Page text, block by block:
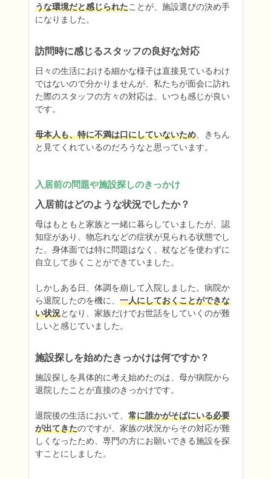
うな環境だと感じられたことが、施設選びの決め手
になりました。
訪問時に感じるスタッフの良好な対応
日々の生活における細かな様子は直接見ているわけ
ではないので分かりませんが、私たちが面会に訪れ
た際のスタッフの方々の対応は、いつも感じが良い
です。
母本人も、特に不満は口にしていないため、きちん
と見てくれているのだろうなと思っています。
入居前の問題や施設探しのきっかけ
入居前はどのような状況でしたか？
母はもともと家族と一緒に暮らしていましたが、認
知症があり、物忘れなどの症状が見られる状態でし
た。身体面では特に問題はなく、杖などを使わずに
自立して歩くことができていました。
しかしある日、体調を崩して入院しました。病院か
ら退院したのを機に、 一人にしておくことができな
い状況となり、家族だけでお世話をしていくのが難
しいと感じていました。
施設探しを始めたきっかけは何ですか？
施設探しを具体的に考え始めたのは、母が病院から
退院したことが直接のきっかけです。
退院後の生活において、 常に誰かがそばにいる必要
が出てきたのですが、家族の状況からその対応が難
しくなったため、専門の方にお願いできる施設を探
すことにしました。